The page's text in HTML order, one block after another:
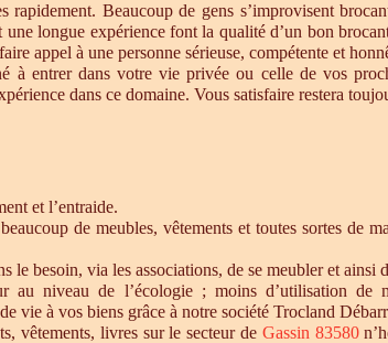
rapidement. Beaucoup de gens s’improvisent
longue expérience font la qualité d’un bon
appel à une personne sérieuse, compétente et
à entrer dans votre vie privée ou celle de vos
dans ce domaine. Vous satisfaire restera
et l’entraide.
de meubles, vêtements et toutes sortes de
le besoin, via les associations, de se meubler et
au niveau de l’écologie ; moins d’utilisation
vie à vos biens grâce à notre société Trocland
vêtements, livres sur le secteur de Gassin 83580